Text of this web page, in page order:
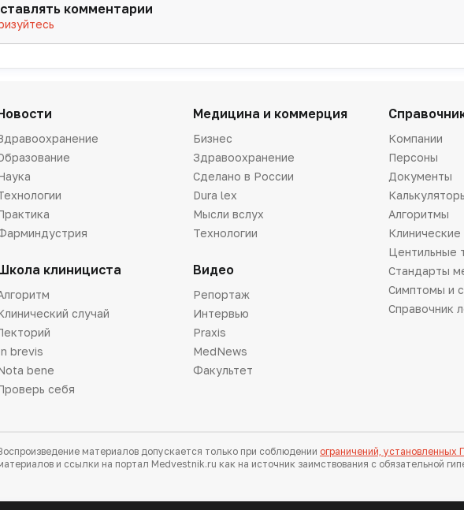
комментарии
клинициста
случай
brevis
bene
себя
Медицина и коммерция
Бизнес
Здравоохранение
Сделано в России
Dura lex
Мысли вслух
Технологии
Видео
Репортаж
Интервью
Praxis
MedNews
Факультет
Компании
Персоны
Документы
Алгоритмы
Центильные
Стандарты
Симптомы и
Справочник
материалов допускается только при соблюдении ограничений,
и ссылки на портал Medvestnik.ru как на источник заимствования с обязательной